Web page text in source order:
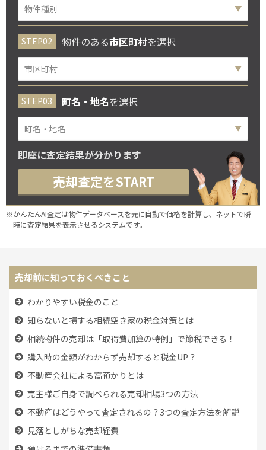
物件のある市区町村を選択
町名・地名を選択
即座に査定結果が分かります
売却査定をSTART
※かんたんAI査定は物件データベースを元に自動で価格を計算し、ネットで瞬
時に査定結果を表示させるシステムです。
売却前に知っておくべきこと
わかりやすい税金のこと
知らないと損する相続空き家の税金対策とは
相続物件の売却は「取得費加算の特例」で節税できる！
購入時の金額がわからず売却すると税金UP？
不動産会社による高預かりとは
売主様ご自身で調べられる売却相場3つの方法
不動産はどうやって査定されるの？3つの査定方法を解説
見落としがちな売却経費